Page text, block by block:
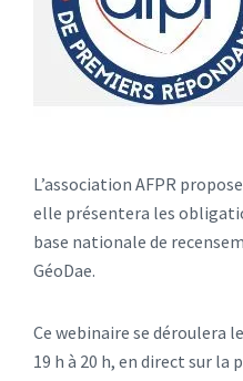
L’association AFPR
elle présentera les
base nationale de
GéoDae.
Ce webinaire se déroulera
19 h à 20 h, en direct sur